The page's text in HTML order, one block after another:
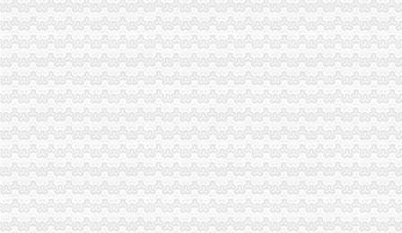
北碚局重庆注销税务四个环节确保基层案件核审质量
奉节局突出“三重”重庆分公司注销抓好办公室工作
江津局重庆注销分公司四项措施支持企业发展
市局企业处认真开展“走进库区服务企业”重庆分公司注销活动
重庆市工商行政管理局发布红盾示信息：分公司营业执照注销2006年二季度酱
巴南局重庆注销分公司干部职工勇扑两起山火
南川局“四抓”代办注销分公司大力推动办公室工作上台阶
綦江局重庆注销税务加食品安全工作见成效
沙坪坝局以“四点”代办注销分公司为导向充分发挥12315综合执法网络优势
黔江局“三联动”重庆注销分公司力促黔城大农贸市场规范发展
陈速副局分公司营业执照注销长对荣昌局执法办案工作提出四点要求
涪陵局重庆注销税务与渝中局搭建涪陵区蔬菜果品业发展平台